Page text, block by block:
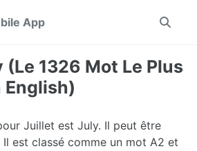
App
Toggle
1326 Mot Le Plus
English)
Juillet est July. Il peut être
est classé comme un mot A2 et